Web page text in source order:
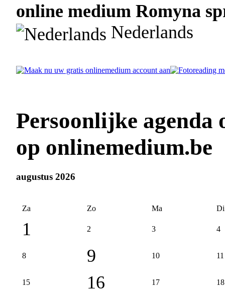
online medium Romyna
Nederlands
Persoonlijke agenda
op onlinemedium.be
augustus 2026
Za Zo Ma Di
1 2 3 4
8 9 10 11
15 16 17 18